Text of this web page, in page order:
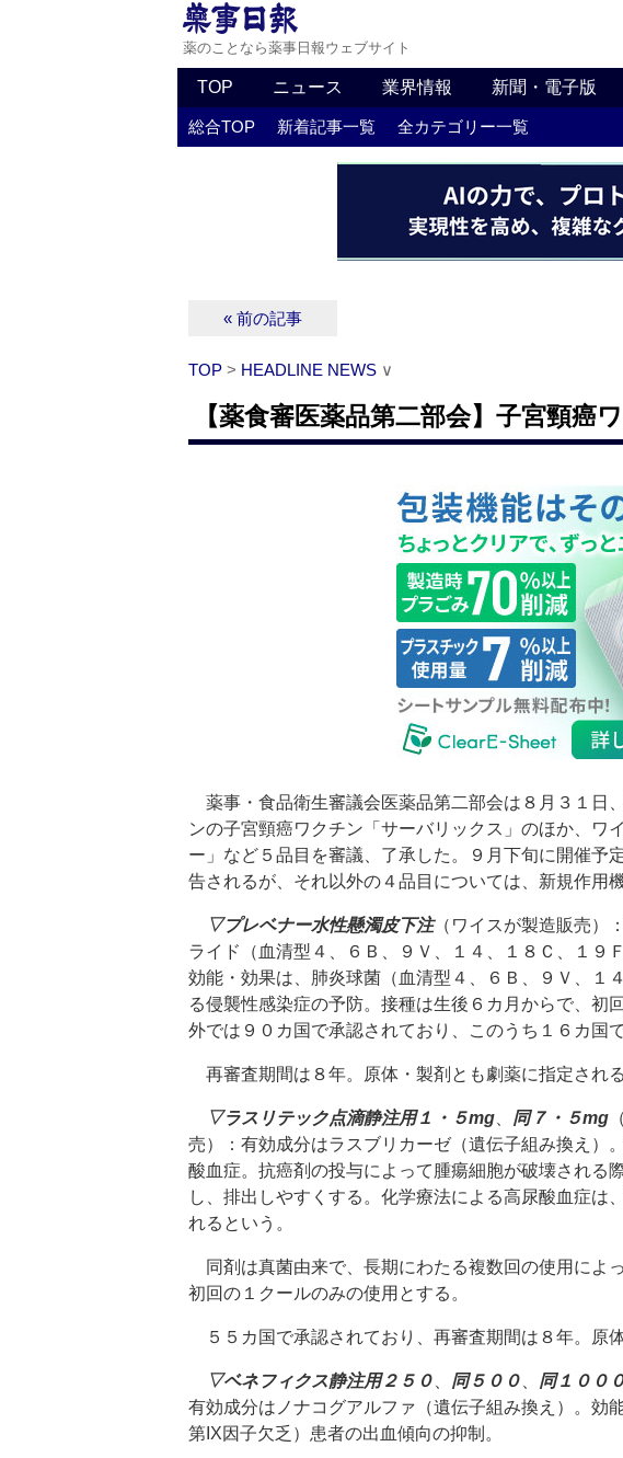
薬のことなら薬事日報ウェブサイト
TOP ニュース 業界情報 新聞・電子版
総合TOP 新着記事一覧 全カテゴリー一覧
« 前の記事
TOP > HEADLINE NEWS ∨
【薬食審医薬品第二部会】子宮頸癌
薬事・食品衛生審議会医薬品第二部会は８月３１日
ンの子宮頸癌ワクチン「サーバリックス」のほか、ワ
ー」など５品目を審議、了承した。９月下旬に開催予
告されるが、それ以外の４品目については、新規作用
▽プレベナー水性懸濁皮下注（ワイスが製造販売）
ライド（血清型４、６Ｂ、９Ｖ、１４、１８Ｃ、１９
効能・効果は、肺炎球菌（血清型４、６Ｂ、９Ｖ、１
る侵襲性感染症の予防。接種は生後６カ月からで、初
外では９０カ国で承認されており、このうち１６カ国
再審査期間は８年。原体・製剤とも劇薬に指定される
▽ラスリテック点滴静注用１・５mg 同７・５mg
売）：有効成分はラスブリカーゼ（遺伝子組み換え）
酸血症。抗癌剤の投与によって腫瘍細胞が破壊される
し、排出しやすくする。化学療法による高尿酸血症は
れるという。
同剤は真菌由来で、長期にわたる複数回の使用によ
初回の１クールのみの使用とする。
５５カ国で承認されており、再審査期間は８年。原
▽ベネフィクス静注用２５０ 同５００ 同１００
有効成分はノナコグアルファ（遺伝子組み換え）。効
第IX因子欠乏）患者の出血傾向の抑制。